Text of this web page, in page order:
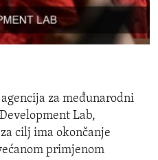
za međunarodni
Lab,
cilj ima okončanje
primjenom